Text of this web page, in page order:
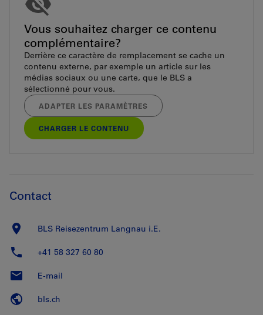
Vous souhaitez charger ce contenu
complémentaire?
Derrière ce caractère de remplacement se cache un
contenu externe, par exemple un article sur les
médias sociaux ou une carte, que le BLS a
sélectionné pour vous.
ADAPTER LES PARAMÈTRES
CHARGER LE CONTENU
Contact
BLS Reisezentrum Langnau i.E.
+41 58 327 60 80
E-mail
bls.ch